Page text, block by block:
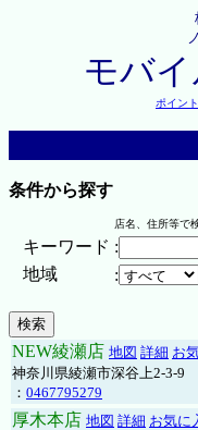
モバ
ポイント
条件から探す
店名、住所等で
キーワード :
地域
:
NEW綾瀬店 地図 詳細 お
神奈川県綾瀬市深谷上2-3-9
： 0467795279
厚木本店 地図 詳細 お気に